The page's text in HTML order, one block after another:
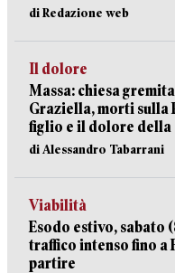
di Redazione web
Il dolore
Massa: chiesa
Graziella, morti sulla
figlio e il dolore della
di Alessandro Tabarrani
Viabilità
Esodo estivo, sabato
traffico intenso fino a
partire